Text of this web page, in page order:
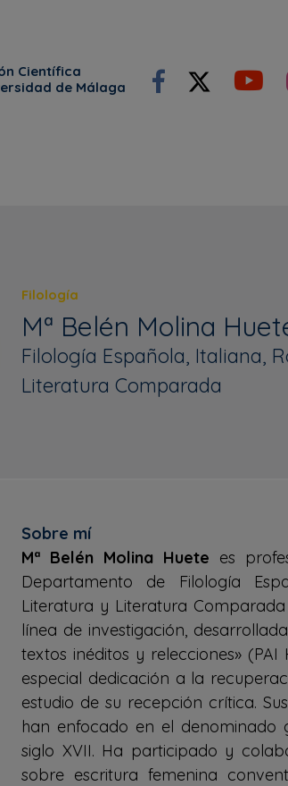
Científica
de Málaga
Filología
Mª Belén Molina
Filología Española, Italiana,
Literatura Comparada
Sobre mí
Mª Belén Molina Huete es
Departamento de Filología
Literatura y Literatura
línea de investigación,
textos inéditos y relecciones»
especial dedicación a la
estudio de su recepción crítica.
han enfocado en el denominado
siglo XVII. Ha participado y
sobre escritura femenina